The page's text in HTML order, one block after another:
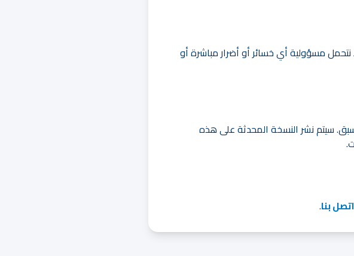
مسؤولية أي خسائر أو أضرار مباشرة أو
سيتم نشر النسخة المحدثة على هذه
اتصل بنا.